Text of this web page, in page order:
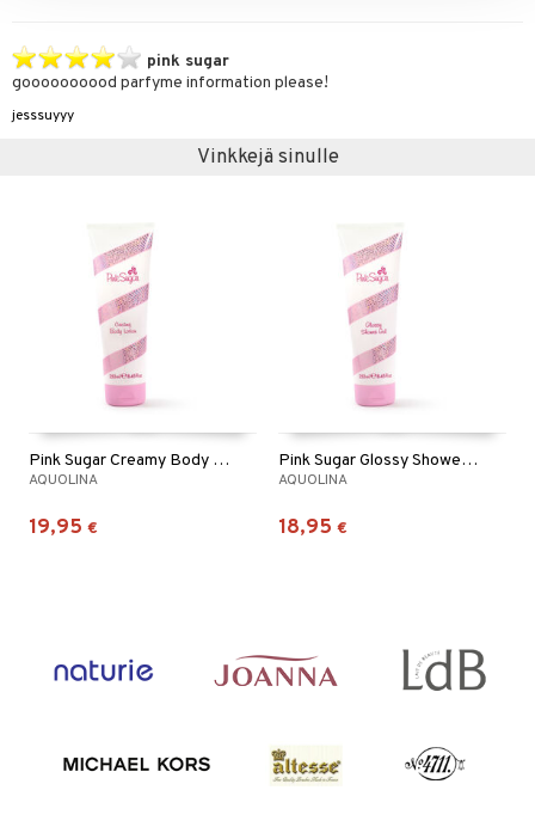
pink sugar
goooooooood parfyme information please!
jesssuyyy
Vinkkejä sinulle
Pink Sugar Creamy Body Lotion
AQUOLINA
19,95 €
Pink Sugar Glossy Shower Gel
AQUOLINA
18,95 €